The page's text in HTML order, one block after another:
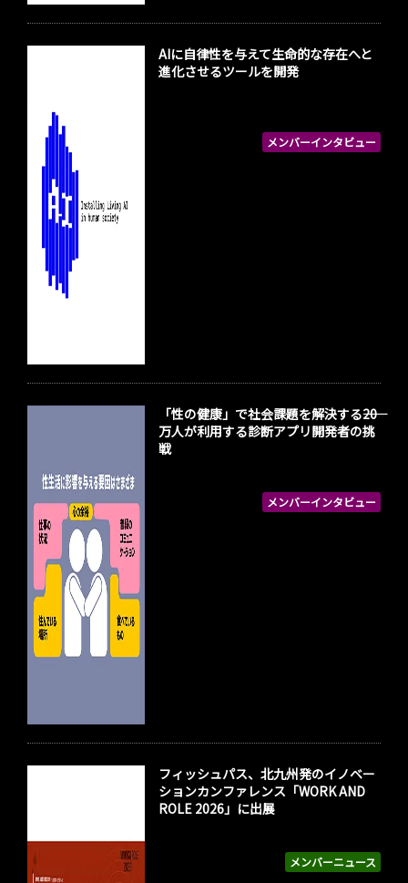
メンバーインタビュー
AIに自律性を与えて生命的な存在へと
進化させるツールを開発
メンバーインタビュー
「性の健康」で社会課題を解決する――20
万人が利用する診断アプリ開発者の挑
戦
メンバーニュース
フィッシュパス、北九州発のイノベー
ションカンファレンス「WORK AND
ROLE 2026」に出展